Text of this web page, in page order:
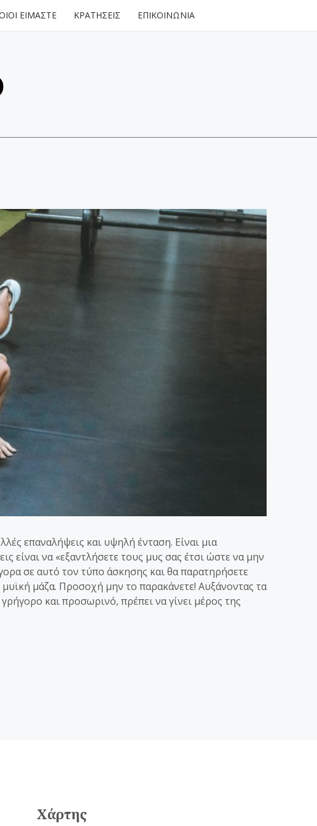
ΕΙΜΑΣΤΕ ΚΡΑΤΗΣΕΙΣ ΕΠΙΚΟΙΝΩΝΙΑ
επαναλήψεις και υψηλή ένταση. Είναι μια
είναι να «εξαντλήσετε τους μυς σας έτσι ώστε να μην
σε αυτό τον τύπο άσκησης και θα παρατηρήσετε
μάζα. Προσοχή μην το παρακάνετε! Αυξάνοντας τα
και προσωρινό, πρέπει να γίνει μέρος της
Χάρτης